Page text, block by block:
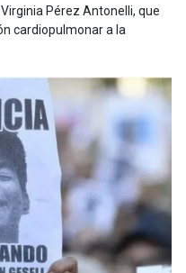
Pérez Antonelli, que
cardiopulmonar a la